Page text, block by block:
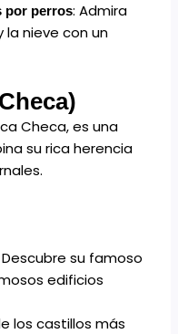
por perros: Admira
la nieve con un
Checa, es una
su rica herencia
Descubre su famoso
edificios
los castillos más